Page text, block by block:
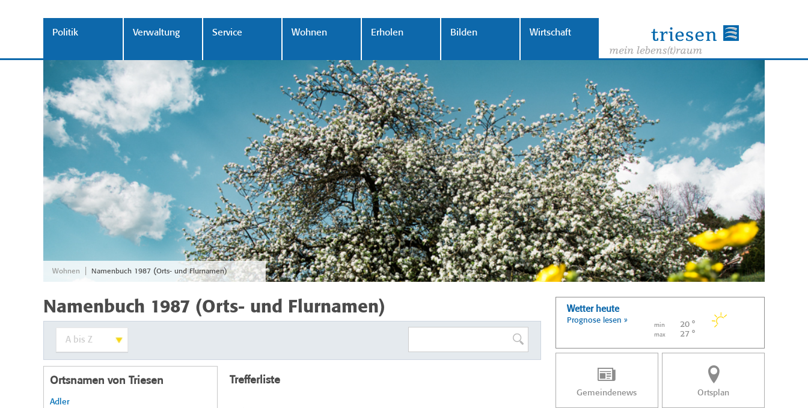
Politik Verwaltung Service Wohnen Erholen Bilden Wirtschaft
Wohnen Namenbuch 1987 (Orts- und Flurnamen)
Namenbuch 1987 (Orts- und Flurnamen)
Ortsnamen von Triesen
Adler
Trefferliste
Wetter heute
Prognose lesen »
min 20 °
max 27 °
Gemeindenews Ortsplan